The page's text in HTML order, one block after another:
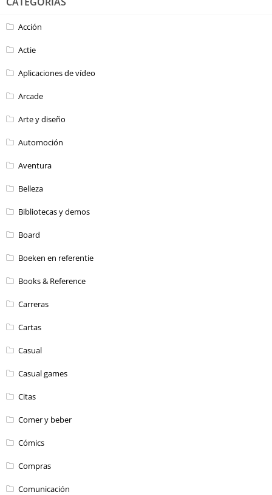
Acción
Actie
Aplicaciones de vídeo
Arcade
Arte y diseño
Automoción
Aventura
Belleza
Bibliotecas y demos
Board
Boeken en referentie
Books & Reference
Carreras
Cartas
Casual
Casual games
Citas
Comer y beber
Cómics
Compras
Comunicación